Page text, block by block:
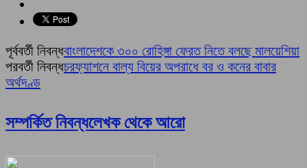
পূর্ববর্তী নিবন্ধবাংলাদেশকে ৩০০ রোহিঙ্গা ফেরত নিতে বলছে মালয়েশিয়া
পরবর্তী নিবন্ধচরফ্যাশনে বাল্য বিয়ের অপরাধে বর ও কনের বাবার
অর্থদণ্ড
সম্পর্কিত নিবন্ধলেখক থেকে আরো